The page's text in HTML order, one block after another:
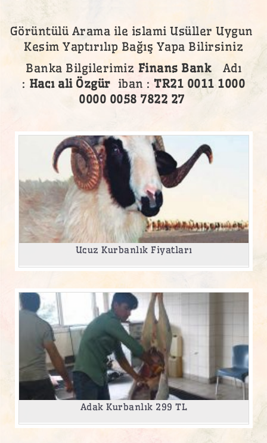
Görüntülü Arama ile islami Usüller Uygun
Kesim Yaptırılıp Bağış Yapa Bilirsiniz
Banka Bilgilerimiz Finans Bank
Adı
: Hacı ali Özgür iban :TR21 0011 1000
0000 0058 7822 27
Ucuz Kurbanlık Fiyatları
Adak Kurbanlık 299 TL